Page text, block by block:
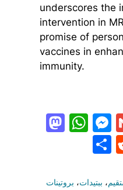
underscores the
intervention in
promise of
vaccines in
immunity.
Gmail
Reddit
Share
، ببتيدات، بروتينات